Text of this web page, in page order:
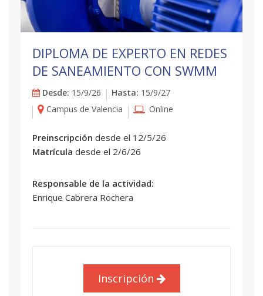
DIPLOMA DE EXPERTO EN REDES
DE SANEAMIENTO CON SWMM
Desde: 15/9/26 Hasta: 15/9/27
Campus de Valencia
Online
Preinscripción desde el 12/5/26
Matrícula desde el 2/6/26
Responsable de la actividad:
Enrique Cabrera Rochera
Inscripción